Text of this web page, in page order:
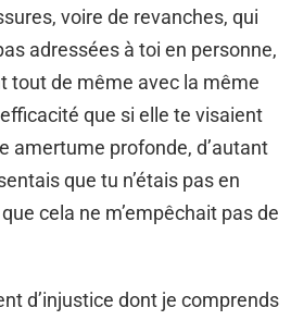
voire de revanches, qui
adressées à toi en personne,
tout de même avec la même
que si elle te visaient
amertume profonde, d’autant
que tu n’étais pas en
cela ne m’empêchait pas de
d’injustice dont je comprends